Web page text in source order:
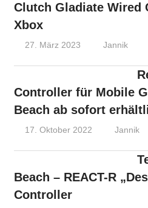
Clutch Gladiate Wired
Xbox
27. März 2023 Jannik
Controller für Mobile
Beach ab sofort
17. Oktober 2022 Jannik
Beach – REACT-R
Controller